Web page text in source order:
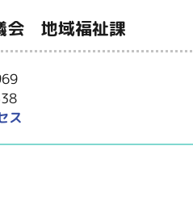
会 地域福祉課
ス